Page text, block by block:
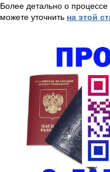
Более детально о
можете уточнить на этой